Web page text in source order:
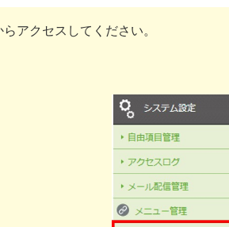
アクセスしてください。